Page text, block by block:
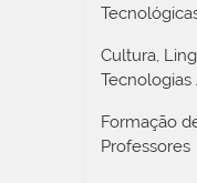
Cultura,
Tecnologias
Formação
Professores